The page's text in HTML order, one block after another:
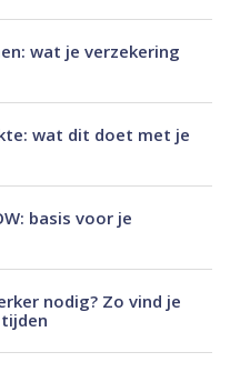
wat je verzekering
wat dit doet met je
basis voor je
nodig? Zo vind je